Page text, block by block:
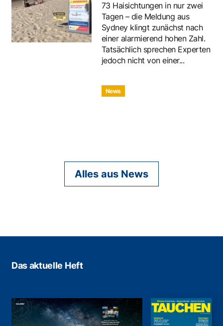
73 Haisichtungen in nur zwei
Tagen – die Meldung aus
Sydney klingt zunächst nach
einer alarmierend hohen Zahl.
Tatsächlich sprechen Experten
jedoch nicht von einer...
News
Alles aus News
Das aktuelle Heft